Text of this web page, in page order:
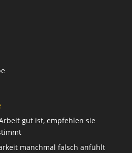
gut ist, empfehlen sie
manchmal falsch anfühlt